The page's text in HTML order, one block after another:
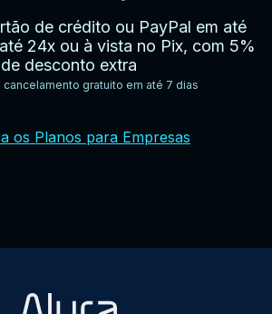
de crédito ou PayPal em até
24x ou à vista no Pix, com 5%
de desconto extra
cancelamento gratuito em até 7 dias
os Planos para Empresas
Play